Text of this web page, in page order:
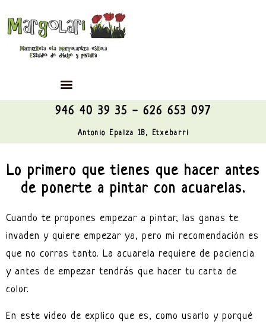
946 40 39 35 - 626 653 097
Antonio Epalza 1B, Etxebarri
Lo primero que tienes que hacer antes
de ponerte a pintar con acuarelas.
Cuando te propones empezar a pintar, las ganas te
invaden y quiere empezar ya, pero mi recomendación es
que no corras tanto. La acuarela requiere de paciencia
y antes de empezar tendrás que hacer tu carta de
color.
En este video de explico que es, como usarlo y porqué